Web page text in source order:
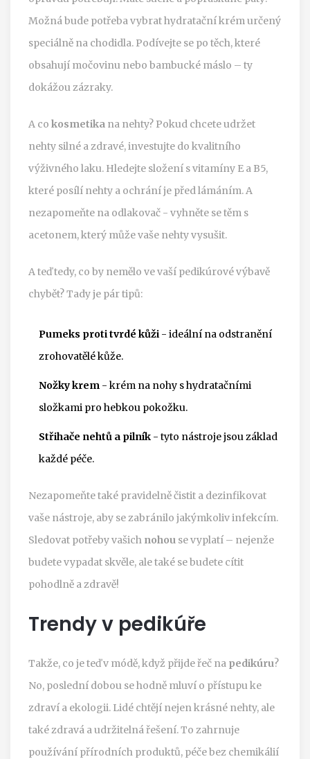
Možná bude potřeba vybrat hydratační krém určený
speciálně na chodidla. Podívejte se po těch, které
obsahují močovinu nebo bambucké máslo – ty
dokážou zázraky.
A co kosmetika na nehty? Pokud chcete udržet
nehty silné a zdravé, investujte do kvalitního
výživného laku. Hledejte složení s vitamíny E a B5,
které posílí nehty a ochrání je před lámáním. A
nezapomeňte na odlakovač - vyhněte se těm s
acetonem, který může vaše nehty vysušit.
A teď tedy, co by nemělo ve vaší pedikúrové výbavě
chybět? Tady je pár tipů:
Pumeks proti tvrdé kůži - ideální na odstranění
zrohovatělé kůže.
Nožky krem - krém na nohy s hydratačními
složkami pro hebkou pokožku.
Střihače nehtů a pilník - tyto nástroje jsou základ
každé péče.
Nezapomeňte také pravidelně čistit a dezinfikovat
vaše nástroje, aby se zabránilo jakýmkoliv infekcím.
Sledovat potřeby vašich nohou se vyplatí – nejenže
budete vypadat skvěle, ale také se budete cítit
pohodlně a zdravě!
Trendy v pedikúře
Takže, co je teď v módě, když přijde řeč na pedikúru?
No, poslední dobou se hodně mluví o přístupu ke
zdraví a ekologii. Lidé chtějí nejen krásné nehty, ale
také zdravá a udržitelná řešení. To zahrnuje
používání přírodních produktů, péče bez chemikálií